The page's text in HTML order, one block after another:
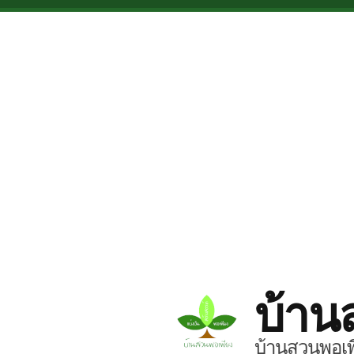
Skip to main content
บ้าน
บ้านสวนพอเ